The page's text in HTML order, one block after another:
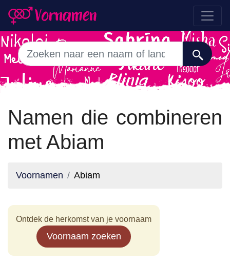
Namen die combineren
met Abiam
Voornamen Abiam
Ontdek de herkomst van je voornaam
Voornaam zoeken